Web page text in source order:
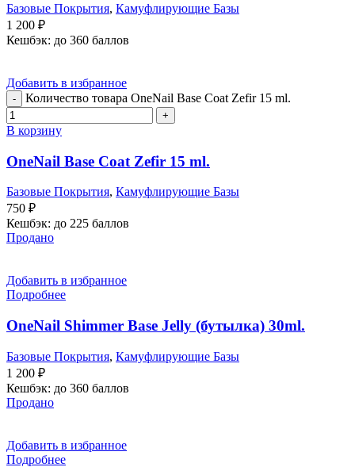
Базовые Покрытия, Камуфлирующие Базы
1 200 ₽
Кешбэк: до 360 баллов
Добавить в избранное
Количество товара OneNail Base Coat Zefir 15 ml.
В корзину
OneNail Base Coat Zefir 15 ml.
Базовые Покрытия, Камуфлирующие Базы
750 ₽
Кешбэк: до 225 баллов
Продано
Добавить в избранное
Подробнее
OneNail Shimmer Base Jelly (бутылка) 30ml.
Базовые Покрытия, Камуфлирующие Базы
1 200 ₽
Кешбэк: до 360 баллов
Продано
Добавить в избранное
Подробнее